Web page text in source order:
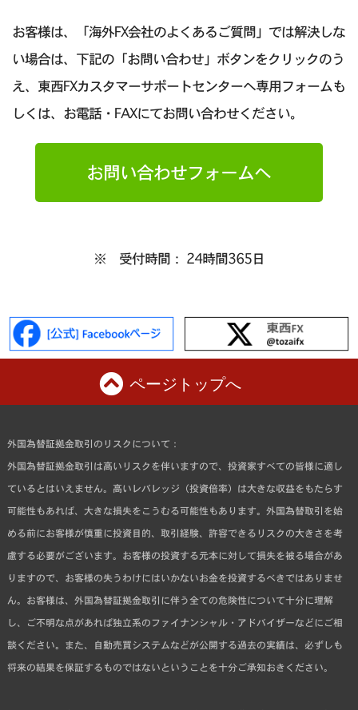
お客様は、「海外FX会社のよくあるご質問」では解決しな
い場合は、下記の「お問い合わせ」ボタンをクリックのう
え、東西FXカスタマーサポートセンターへ専用フォームも
しくは、お電話・FAXにてお問い合わせください。
お問い合わせフォームへ
※ 受付時間： 24時間365日
ページトップへ
外国為替証拠金取引のリスクについて：
外国為替証拠金取引は高いリスクを伴いますので、投資家すべての皆様に適し
ているとはいえません。高いレバレッジ（投資倍率）は大きな収益をもたらす
可能性もあれば、大きな損失をこうむる可能性もあります。外国為替取引を始
める前にお客様が慎重に投資目的、取引経験、許容できるリスクの大きさを考
慮する必要がございます。お客様の投資する元本に対して損失を被る場合があ
りますので、お客様の失うわけにはいかないお金を投資するべきではありませ
ん。お客様は、外国為替証拠金取引に伴う全ての危険性について十分に理解
し、ご不明な点があれば独立系のファイナンシャル・アドバイザーなどにご相
談ください。また、自動売買システムなどが公開する過去の実績は、必ずしも
将来の結果を保証するものではないということを十分ご承知おきください。